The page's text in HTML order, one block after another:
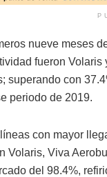
nueve meses
fueron
superando con
periodo de 2019.
con mayor
Volaris, Viva
del 98.4%,